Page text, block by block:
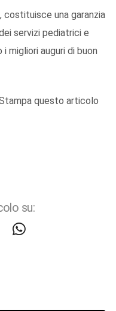
costituisce una garanzia
servizi pediatrici e
migliori auguri di buon
questo articolo
su: